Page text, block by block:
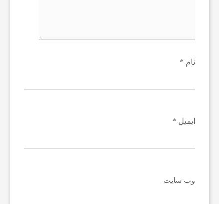
نام *
ایمیل *
وب‌ سایت